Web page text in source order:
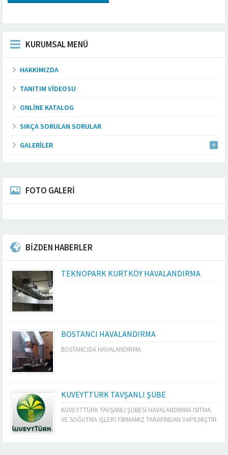
KURUMSAL MENÜ
HAKKIMIZDA
TANITIM VIDEOSU
ONLINE KATALOG
SIKÇA SORULAN SORULAR
GALERILER
FOTO GALERİ
BİZDEN HABERLER
TEKNOPARK KURTKÖY HAVALANDIRMA
BOSTANCI HAVALANDIRMA
BOSTANCIDA HAVALANDIRMA
KUVEYTTÜRK TAVŞANLI ŞUBE
KUVEYTTÜRK TAVŞANLI ŞUBESİ HAVALANDIRMA ISITMA
VE SOĞUTMA İŞLERİ FİRMAMIZ TARAFINDAN YAPILMIŞTIR